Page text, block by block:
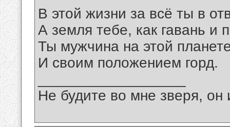
В этой жизни за всё ты в
А земля тебе, как гавань и
Ты мужчина на этой
И своим положением горд.
Не будите во мне зверя, он